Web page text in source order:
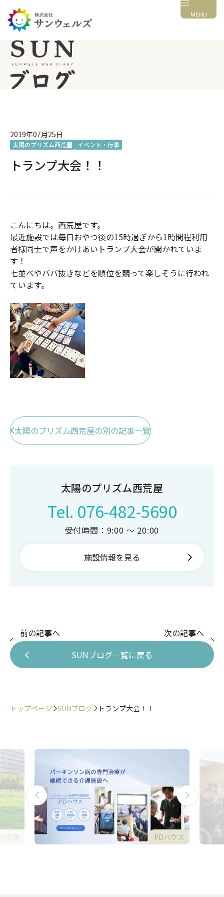
MENU
2019年07月25日
太陽のプリズム西荒屋 イベント・行事
トランプ大会！！
こんにちは。西荒屋です。
最近施設では毎日おやつ後の15時過ぎから1時間程利用
者様同士で声をかけあいトランプ大会が開かれていま
す！
七並べやババ抜きなどを順位を競って楽しそうに行われ
ています。
太陽のプリズム西荒屋の別の記事一覧
太陽のプリズム西荒屋
Tel. 076-482-5690
受付時間：9:00 ～ 20:00
施設情報を見る
前の記事へ
SUNブログ一覧に戻る
次の記事へ
トップページ SUNブログ トランプ大会！！
PDハウス